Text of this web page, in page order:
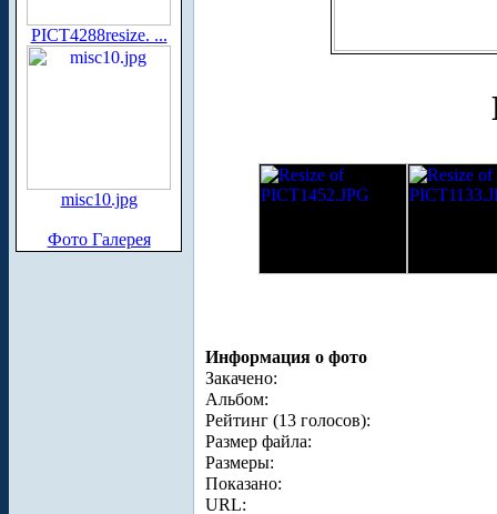
PICT4288resize. ...
misc10.jpg
Фото Галерея
Информация о фото
Закачено:
Альбом:
Рейтинг (13 голосов):
Размер файла:
Размеры:
Показано:
URL: